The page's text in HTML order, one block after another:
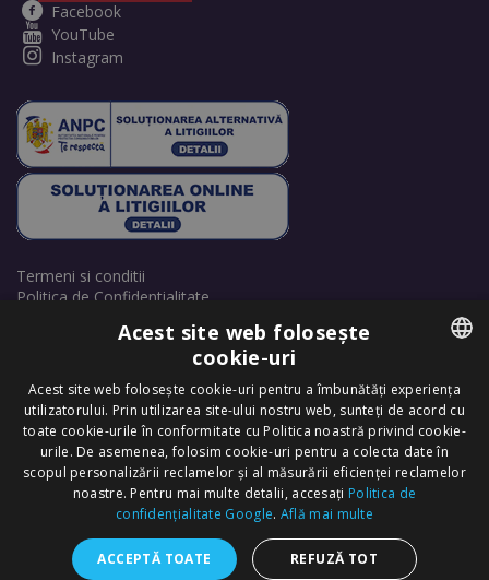
Facebook
YouTube
Instagram
Termeni si conditii
Politica de Confidentialitate
Retrage consimțământ cookie-uri
Copyright © 2025 Dr. Felix Hair Implant - Excellence in Hair
Transplantation in Eastern Europe! - All Rights Reserved.
+40 720 254 368
ROMANIAN
ENGLISH
Acest site web folosește
cookie-uri
Acest site web folosește cookie-uri pentru a îmbunătăți experiența
utilizatorului. Prin utilizarea site-ului nostru web, sunteți de acord cu
toate cookie-urile în conformitate cu Politica noastră privind cookie-
urile. De asemenea, folosim cookie-uri pentru a colecta date în
scopul personalizării reclamelor și al măsurării eficienței reclamelor
noastre. Pentru mai multe detalii, accesați Politica de
confidențialitate Google. Află mai multe
ACCEPTĂ TOATE REFUZĂ TOT